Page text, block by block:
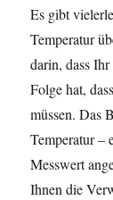
Es gibt
Temperatur
darin, dass
Folge hat,
müssen. Das
Temperatur –
Messwert
Ihnen die